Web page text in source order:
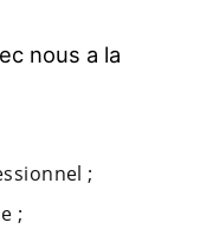
nous a la
;
;